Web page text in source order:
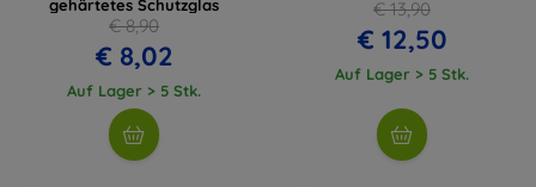
gehärtetes Schutzglas
€ 8,90
€ 8,02
Auf Lager > 5 Stk.
€ 13,90
€ 12,50
Auf Lager > 5 Stk.